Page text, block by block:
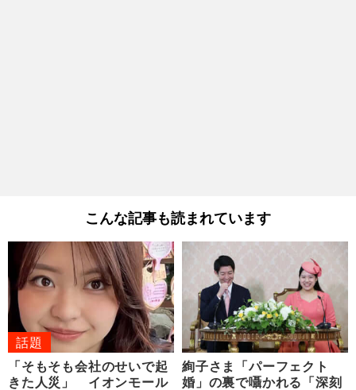
こんな記事も読まれています
話題
「そもそも会社のせいで起
きた人災」 イオンモール
絢子さま「パーフェクト
婚」の裏で囁かれる「深刻